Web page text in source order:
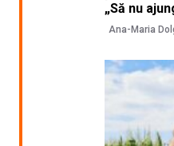
„Să nu
Ana-Maria